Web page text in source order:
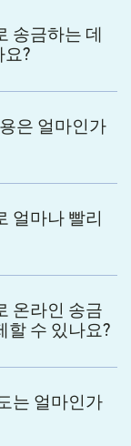
송금하는 데
요?
은 얼마인가
얼마나 빨리
온라인 송금
할 수 있나요?
는 얼마인가